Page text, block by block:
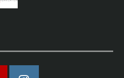
Instagram